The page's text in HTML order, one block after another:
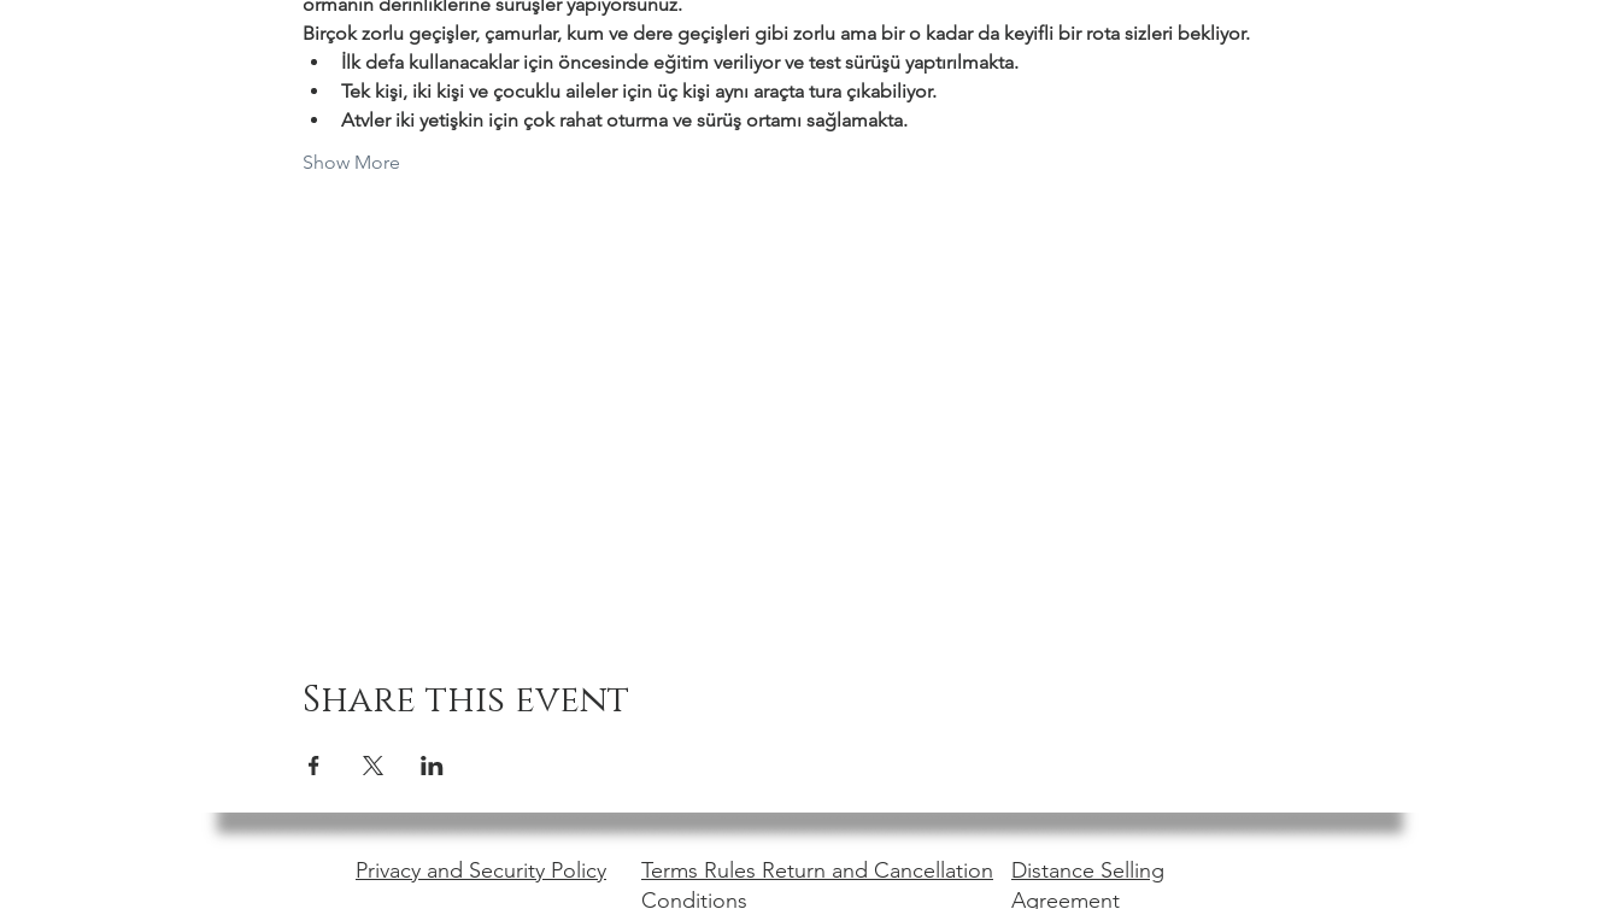
Birçok zorlu geçişler, çamurlar, kum ve dere geçişleri gibi zorlu ama bir o kadar da keyifli bir rota sizleri bekliyor.
İlk defa kullanacaklar için öncesinde eğitim veriliyor ve test sürüşü yaptırılmakta.
Tek kişi, iki kişi ve çocuklu aileler için üç kişi aynı araçta tura çıkabiliyor.
Atvler iki yetişkin için çok rahat oturma ve sürüş ortamı sağlamakta.
Show More
Share this event
Privacy and Security Policy
Terms Rules Return and Cancellation
Conditions
Distance Selling
Agreement